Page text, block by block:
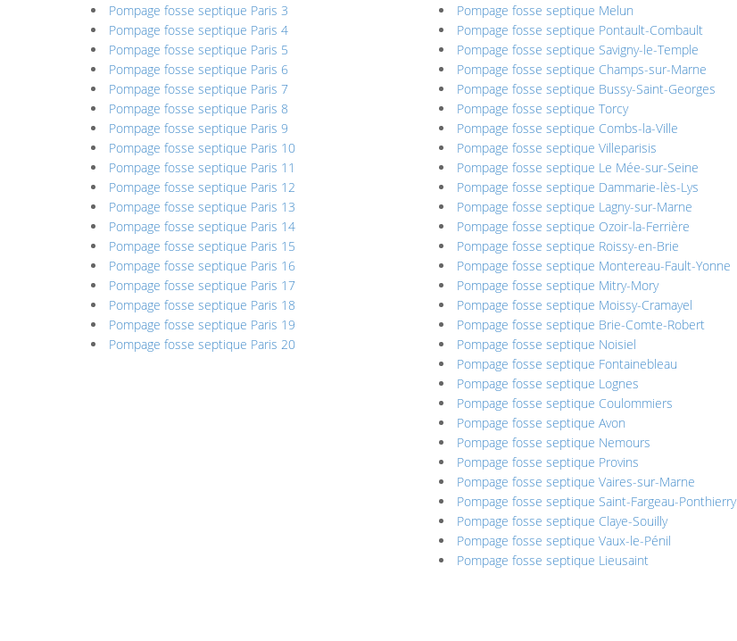
Pompage fosse septique Paris 3
Pompage fosse septique Paris 4
Pompage fosse septique Paris 5
Pompage fosse septique Paris 6
Pompage fosse septique Paris 7
Pompage fosse septique Paris 8
Pompage fosse septique Paris 9
Pompage fosse septique Paris 10
Pompage fosse septique Paris 11
Pompage fosse septique Paris 12
Pompage fosse septique Paris 13
Pompage fosse septique Paris 14
Pompage fosse septique Paris 15
Pompage fosse septique Paris 16
Pompage fosse septique Paris 17
Pompage fosse septique Paris 18
Pompage fosse septique Paris 19
Pompage fosse septique Paris 20
Pompage fosse septique Melun
Pompage fosse septique Pontault-Combault
Pompage fosse septique Savigny-le-Temple
Pompage fosse septique Champs-sur-Marne
Pompage fosse septique Bussy-Saint-Georges
Pompage fosse septique Torcy
Pompage fosse septique Combs-la-Ville
Pompage fosse septique Villeparisis
Pompage fosse septique Le Mée-sur-Seine
Pompage fosse septique Dammarie-lès-Lys
Pompage fosse septique Lagny-sur-Marne
Pompage fosse septique Ozoir-la-Ferrière
Pompage fosse septique Roissy-en-Brie
Pompage fosse septique Montereau-Fault-Yonne
Pompage fosse septique Mitry-Mory
Pompage fosse septique Moissy-Cramayel
Pompage fosse septique Brie-Comte-Robert
Pompage fosse septique Noisiel
Pompage fosse septique Fontainebleau
Pompage fosse septique Lognes
Pompage fosse septique Coulommiers
Pompage fosse septique Avon
Pompage fosse septique Nemours
Pompage fosse septique Provins
Pompage fosse septique Vaires-sur-Marne
Pompage fosse septique Saint-Fargeau-Ponthierry
Pompage fosse septique Claye-Souilly
Pompage fosse septique Vaux-le-Pénil
Pompage fosse septique Lieusaint